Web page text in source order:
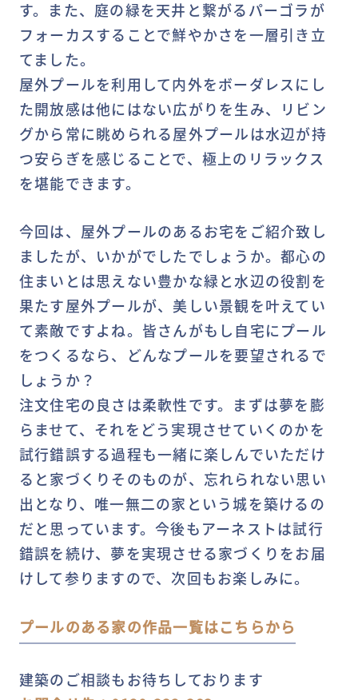
す。また、庭の緑を天井と繋がるパーゴラが
フォーカスすることで鮮やかさを一層引き立
てました。
屋外プールを利用して内外をボーダレスにし
た開放感は他にはない広がりを生み、リビン
グから常に眺められる屋外プールは水辺が持
つ安らぎを感じることで、極上のリラックス
を堪能できます。
今回は、屋外プールのあるお宅をご紹介致し
ましたが、いかがでしたでしょうか。都心の
住まいとは思えない豊かな緑と水辺の役割を
果たす屋外プールが、美しい景観を叶えてい
て素敵ですよね。皆さんがもし自宅にプール
をつくるなら、どんなプールを要望されるで
しょうか？
注文住宅の良さは柔軟性です。まずは夢を膨
らませて、それをどう実現させていくのかを
試行錯誤する過程も一緒に楽しんでいただけ
ると家づくりそのものが、忘れられない思い
出となり、唯一無二の家という城を築けるの
だと思っています。今後もアーネストは試行
錯誤を続け、夢を実現させる家づくりをお届
けして参りますので、次回もお楽しみに。
プールのある家の作品一覧はこちらから
建築のご相談もお待ちしております